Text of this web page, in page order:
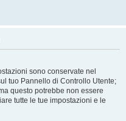
sono conservate nel
tuo Pannello di Controllo Utente;
questo potrebbe non essere
tutte le tue impostazioni e le